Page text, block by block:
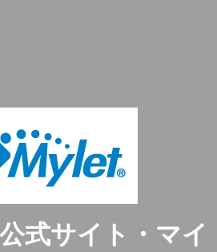
式サイト・マイ